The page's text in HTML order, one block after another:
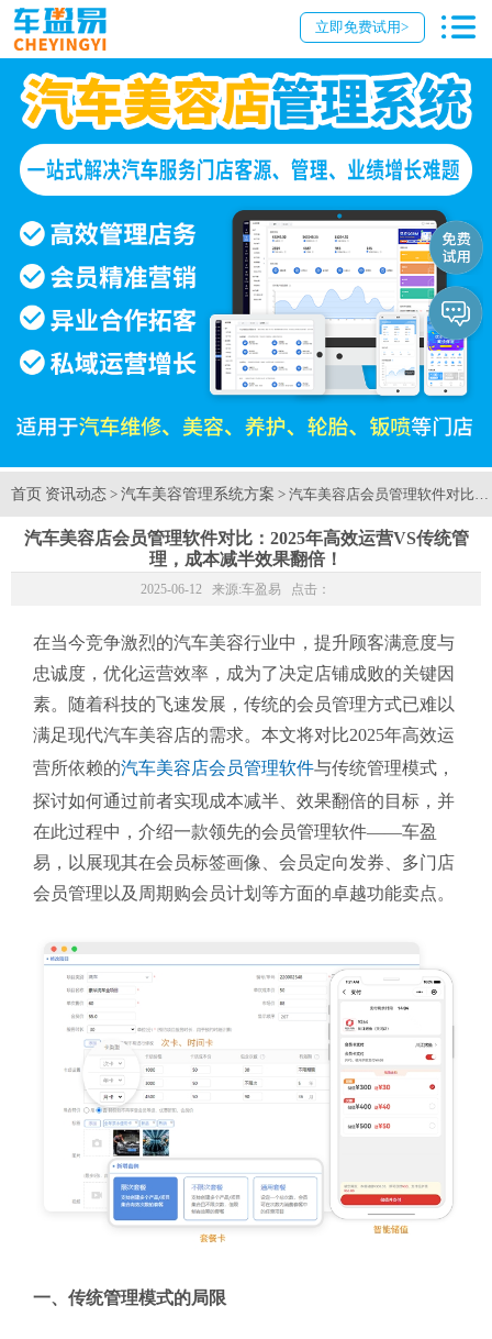
立即免费试用>
首页 资讯动态 > 汽车美容管理系统方案 > 汽车美容店会员管理软件对比
汽车美容店会员管理软件对比：2025年高效运营VS传统管
理，成本减半效果翻倍！
2025-06-12 来源:车盈易 点击：
在当今竞争激烈的汽车美容行业中，提升顾客满意度与
忠诚度，优化运营效率，成为了决定店铺成败的关键因
素。随着科技的飞速发展，传统的会员管理方式已难以
满足现代汽车美容店的需求。本文将对比2025年高效运
营所依赖的汽车美容店会员管理软件与传统管理模式，
探讨如何通过前者实现成本减半、效果翻倍的目标，并
在此过程中，介绍一款领先的会员管理软件——车盈
易，以展现其在会员标签画像、会员定向发券、多门店
会员管理以及周期购会员计划等方面的卓越功能卖点。
一、传统管理模式的局限